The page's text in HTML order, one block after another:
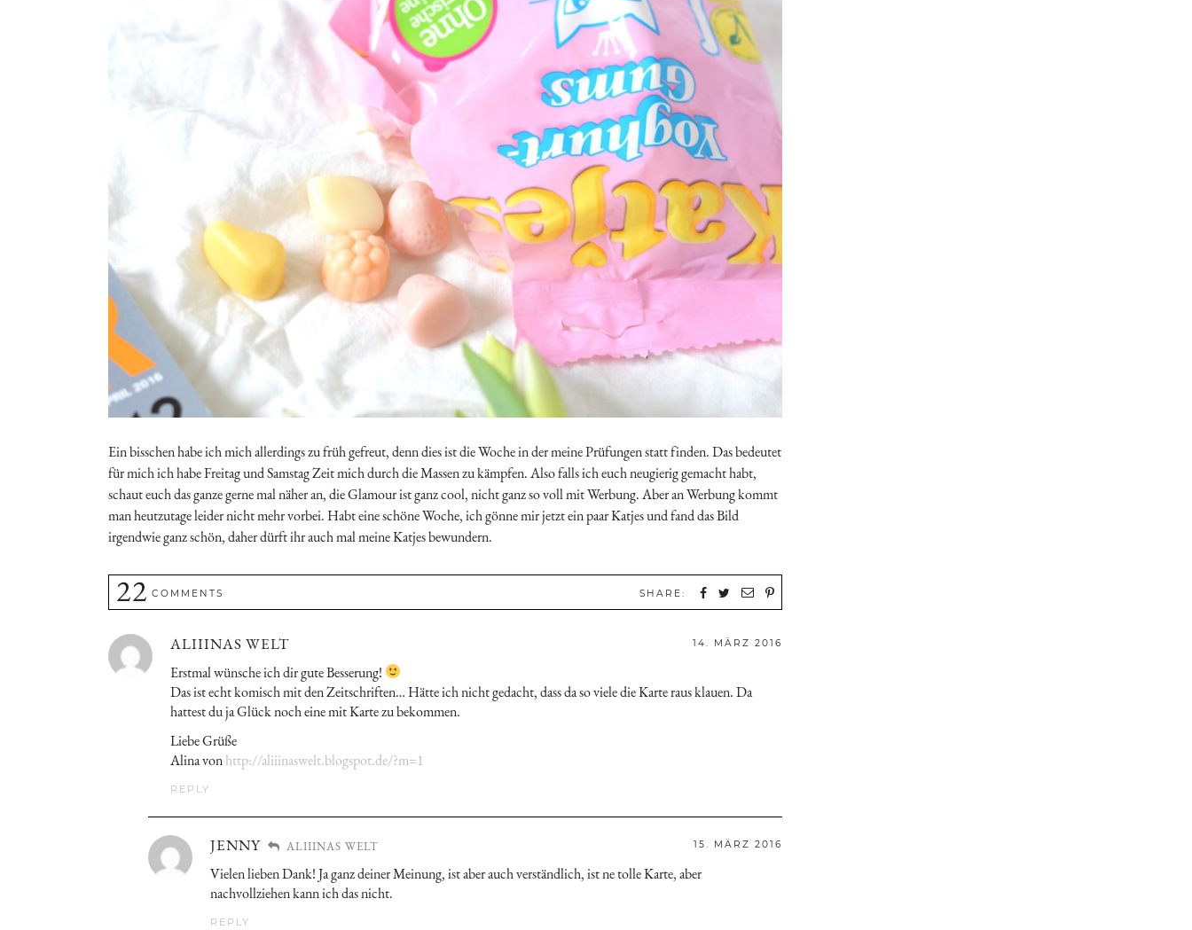
Ein bisschen habe ich mich allerdings zu früh gefreut, denn dies ist die Woche in der meine Prüfungen statt finden. Das bedeutet
für mich ich habe Freitag und Samstag Zeit mich durch die Massen zu kämpfen. Also falls ich euch neugierig gemacht habt,
schaut euch das ganze gerne mal näher an, die Glamour ist ganz cool, nicht ganz so voll mit Werbung. Aber an Werbung kommt
man heutzutage leider nicht mehr vorbei. Habt eine schöne Woche, ich gönne mir jetzt ein paar Katjes und fand das Bild
irgendwie ganz schön, daher dürft ihr auch mal meine Katjes bewundern.
22 COMMENTS SHARE:
ALIIINAS WELT 14. MÄRZ 2016
Erstmal wünsche ich dir gute Besserung!
Das ist echt komisch mit den Zeitschriften… Hätte ich nicht gedacht, dass da so viele die Karte raus klauen. Da
hattest du ja Glück noch eine mit Karte zu bekommen.
Liebe Grüße
Alina vonhttp://aliiinaswelt.blogspot.de/?m=1
REPLY
JENNY ALIIINAS WELT 15. MÄRZ 2016
Vielen lieben Dank! Ja ganz deiner Meinung, ist aber auch verständlich, ist ne tolle Karte, aber
nachvollziehen kann ich das nicht.
REPLY